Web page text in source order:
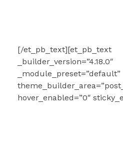
[/et_pb_text][et_pb_text
_builder_version=”4.18.0″
_module_preset=”default”
hover_enabled=”0″